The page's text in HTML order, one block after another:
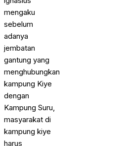
mengaku
sebelum
adanya
jembatan
gantung yang
menghubungkan
kampung Kiye
dengan
Kampung Suru,
masyarakat di
kampung kiye
harus